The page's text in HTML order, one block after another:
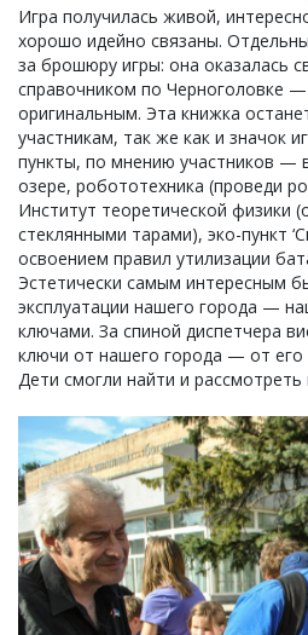
Игра получилась живой,
хорошо идейно связаны.
за брошюру игры: она оказалась
справочником по Черноголовке
оригинальным. Эта книжка
участникам, так же как и значок
пункты, по мнению участников —
озере, робототехника (проведи
Институт теоретической физики
стеклянными тарами), эко-пункт
освоением правил утилизации
Эстетически самым интересным
эксплуатации нашего города —
ключами. За спиной диспетчера
ключи от нашего города — от его
Дети смогли найти и